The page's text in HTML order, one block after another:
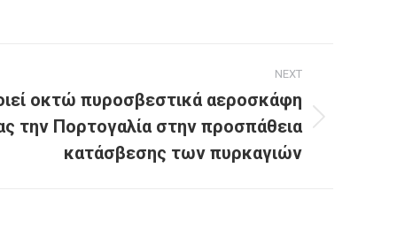
NEXT
οκτώ πυροσβεστικά αεροσκάφη
την Πορτογαλία στην προσπάθεια
κατάσβεσης των πυρκαγιών